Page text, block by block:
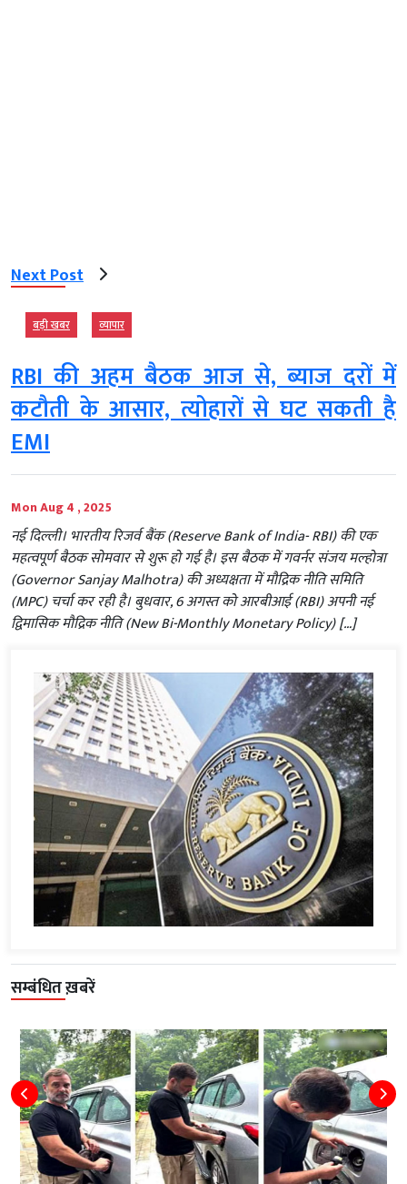
Next Post
बड़ी खबर व्‍यापार
RBI की अहम बैठक आज से, ब्याज दरों में
कटौती के आसार, त्योहारों से घट सकती है
EMI
Mon Aug 4 , 2025
नई दिल्ली। भारतीय रिजर्व बैंक (Reserve Bank of India- RBI) की एक
महत्वपूर्ण बैठक सोमवार से शुरू हो गई है। इस बैठक में गवर्नर संजय मल्होत्रा
(Governor Sanjay Malhotra) की अध्यक्षता में मौद्रिक नीति समिति
(MPC) चर्चा कर रही है। बुधवार, 6 अगस्त को आरबीआई (RBI) अपनी नई
द्विमासिक मौद्रिक नीति (New Bi-Monthly Monetary Policy) […]
सम्बंधित ख़बरें